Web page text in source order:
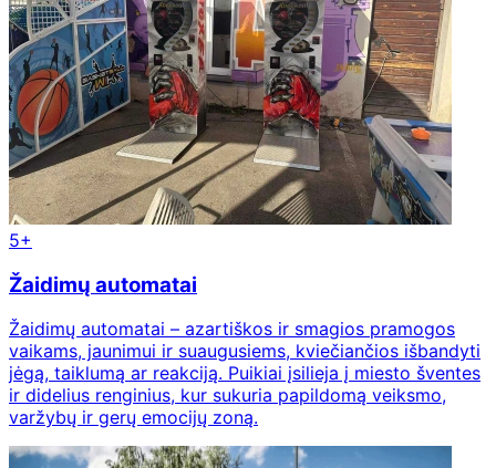
5+
Žaidimų automatai
Žaidimų automatai – azartiškos ir smagios pramogos
vaikams, jaunimui ir suaugusiems, kviečiančios išbandyti
jėgą, taiklumą ar reakciją. Puikiai įsilieja į miesto šventes
ir didelius renginius, kur sukuria papildomą veiksmo,
varžybų ir gerų emocijų zoną.